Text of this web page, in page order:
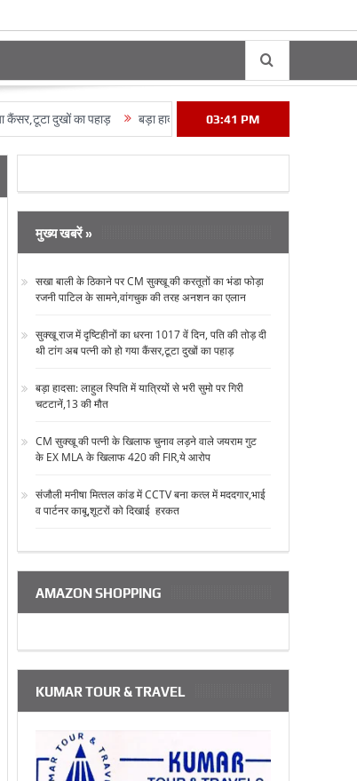
दुखों का पहाड़ बड़ा हादसा: लाहुल स्पिति में यात्रियों से भरी सुमो पर गिरी
03:41 PM
मुख्य खबरें »
सखा बाली के ठिकाने पर CM सुक्‍खू की करतूतों का भंडा फोड़ा
रजनी पाटिल के सामने,वांगचुक की तरह अनशन का एलान
सुक्‍खू राज में दृष्टिहीनों का धरना 1017 वें दिन, पति की तोड़ दी
थी टांग अब पत्‍नी को हो गया कैंसर,टूटा दुखों का पहाड़
बड़ा हादसा: लाहुल स्पिति में यात्रियों से भरी सुमो पर गिरी
चटटानें,13 की मौत
CM सुक्‍खू की पत्‍नी के खिलाफ चुनाव लड़ने वाले जयराम गुट
के EX MLA के खिलाफ 420 की FIR,ये आरोप
संजौली मनीषा मित्‍तल कांड में CCTV बना कत्‍ल में मददगार,भाई
व पार्टनर काबू,शूटरों को दिखाई हरकत
AMAZON SHOPPING
KUMAR TOUR & TRAVEL